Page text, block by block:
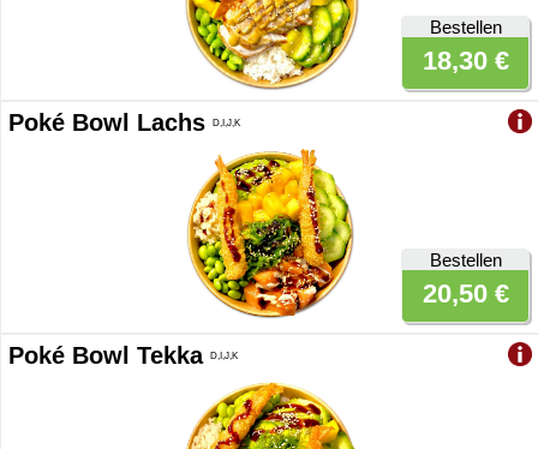
Bestellen
18,30 €
Poké Bowl Lachs D,I,J,K
Bestellen
20,50 €
Poké Bowl Tekka D,I,J,K